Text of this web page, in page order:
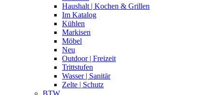
Haushalt | Kochen & Grillen
Im Katalog
Kühlen
Markisen
Möbel
Neu
Outdoor | Freizeit
Trittstufen
Wasser | Sanitär
Zelte | Schutz
BTW